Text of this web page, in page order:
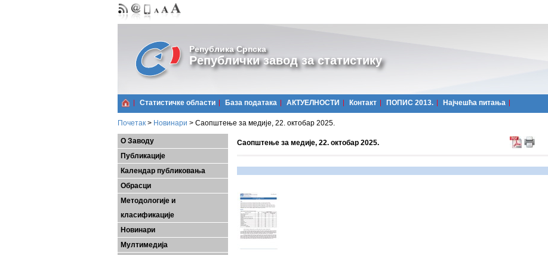
Република Српска
Републички завод за статистику
Статистичке области Базa података АКТУЕЛНОСТИ Контакт ПОПИС 2013. Најчешћa питања
Почетак > Новинари > Саопштење за медије, 22. октобар 2025.
О Заводу
Публикације
Календар публиковања
Обрасци
Методологије и
класификације
Новинари
Мултимедија
Саопштење за медије, 22. октобар 2025.